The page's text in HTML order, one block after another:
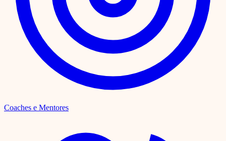
Coaches e Mentores